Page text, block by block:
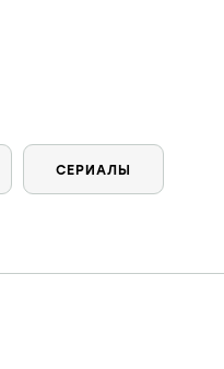
СЕРИАЛЫ